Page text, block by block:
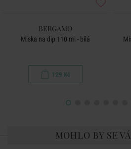
BERGAMO
Miska na dip 110 ml - bílá
129 Kč
MOHLO BY SE